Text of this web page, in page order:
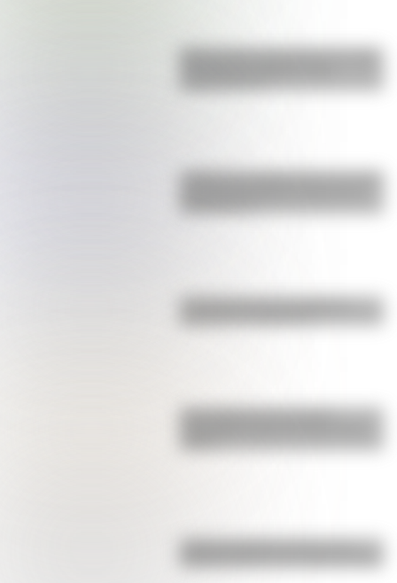
Buenos Aires al principio del siglo
¿Sabías que Argentina tuvo la torre
La historia de los inmigrantes
Una infografía descargable
Andes
¿Cómo era Buenos Aires en la